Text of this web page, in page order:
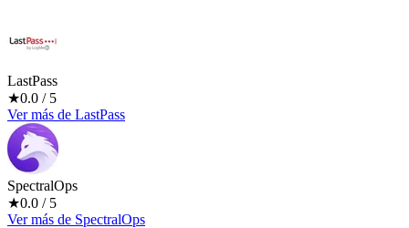
LastPass
★0.0 / 5
Ver más de LastPass
SpectralOps
★0.0 / 5
Ver más de SpectralOps